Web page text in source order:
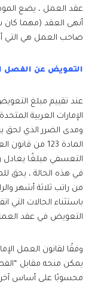
عقد العمل ، يضع
أنهى العقد (مهما كان
صاحب العمل هي التي
التعويض عن الفصل
عند تقييم مبلغ
الإمارات العربية
ومدى الضرر الذي لحق
المادة 123
التعسفي مبلغًا يعادل
في هذه الحالة ، يحق
من راتب ثلاثة أشهر
باستثناء الحالات
التعويض في عقد
وفقًا لقانون العمل
يمكن منحه مقابل
محسوبًا على أساس